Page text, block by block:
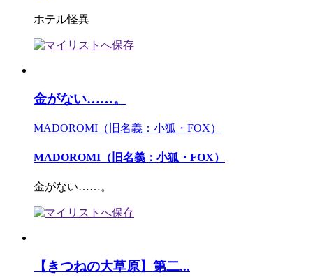
ホテル怪異
金がない……。
MADOROMI（旧名義：小狐・FOX）
MADOROMI（旧名義：小狐・FOX）
金がない……。
【きつねの大草原】第二...